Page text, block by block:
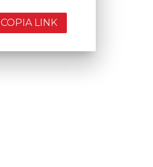
COPIA LINK